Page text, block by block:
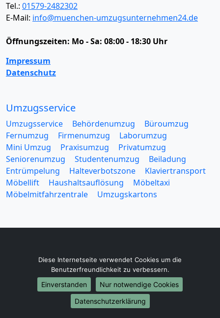
Tel.: 01579-2482302
E-Mail: info@muenchen-umzugsunternehmen24.de
Öffnungszeiten: Mo - Sa: 08:00 - 18:30 Uhr
Impressum
Datenschutz
Umzugsservice
Umzugsservice Behördenumzug
Büroumzug
Fernumzug
Firmenumzug
Laborumzug
Mini Umzug
Praxisumzug
Privatumzug
Seniorenumzug
Studentenumzug
Beiladung
Entrümpelung
Halteverbotszone
Klaviertransport
Möbellift
Haushaltsauflösung
Möbeltaxi
Möbelmitfahrzentrale
Umzugskartons
Europa-Umzüge
Umzug von München nach Belarus
Umzug von München nach Belgien
Umzug von München nach Bulgarien
Umzug von München nach Dänemark
Diese Internetseite verwendet Cookies um die
Benutzerfreundlichkeit zu verbessern.
Einverstanden
Nur notwendige Cookies
Datenschutzerklärung